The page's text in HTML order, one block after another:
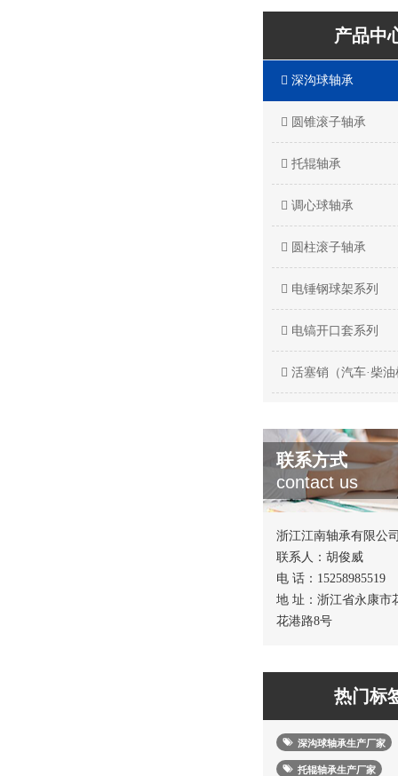
产品中
深沟球轴承
圆锥滚子轴承
托辊轴承
调心球轴承
圆柱滚子轴承
电锤钢球架系列
电镐开口套系列
活塞销（汽车·柴
联系方式
contact us
浙江江南轴承有限公
联系人：胡俊威
电 话：15258985519
地 址：浙江省永康市
花港路8号
热门标
深沟球轴承生产厂家
托辊轴承生产厂家